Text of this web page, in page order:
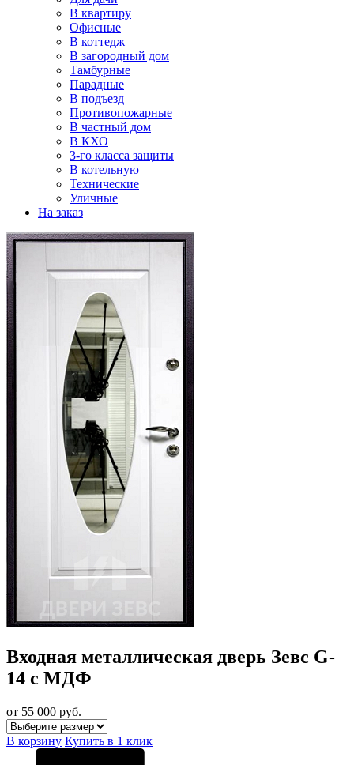
В квартиру
Офисные
В коттедж
В загородный дом
Тамбурные
Парадные
В подъезд
Противопожарные
В частный дом
В КХО
3-го класса защиты
В котельную
Технические
Уличные
На заказ
Входная металлическая дверь Зевс G-
14 с МДФ
от 55 000 руб.
В корзину Купить в 1 клик